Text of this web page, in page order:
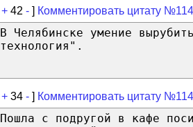
+ 42 - ] Комментировать цитату
В Челябинске умение
технология".
+ 34 - ] Комментировать цитату
Пошла с подругой в кафе